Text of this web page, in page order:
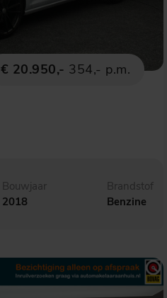
€ 20.950,- 354,- p.m.
Bouwjaar
2018
Brandstof
Benzine